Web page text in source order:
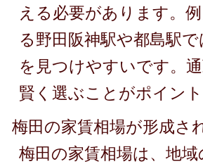
える必要があります。
る野田阪神駅や都島駅
を見つけやすいです。
賢く選ぶことがポイント
梅田の家賃相場が形成さ
梅田の家賃相場は、地